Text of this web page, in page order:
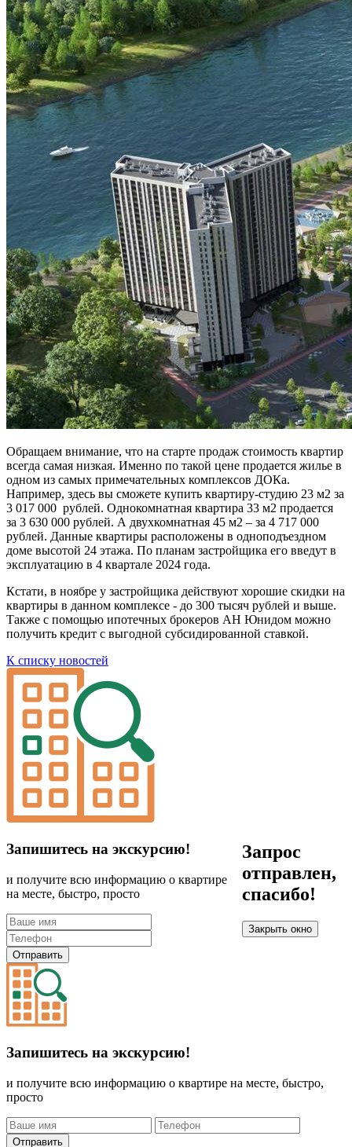
Обращаем внимание, что на старте продаж стоимость квартир
всегда самая низкая. Именно по такой цене продается жилье в
одном из самых примечательных комплексов ДОКа.
Например, здесь вы сможете купить квартиру-студию 23 м2 за
3 017 000 рублей. Однокомнатная квартира 33 м2 продается
за 3 630 000 рублей. А двухкомнатная 45 м2 – за 4 717 000
рублей. Данные квартиры расположены в одноподъездном
доме высотой 24 этажа. По планам застройщика его введут в
эксплуатацию в 4 квартале 2024 года.
Кстати, в ноябре у застройщика действуют хорошие скидки на
квартиры в данном комплексе - до 300 тысяч рублей и выше.
Также с помощью ипотечных брокеров АН Юнидом можно
получить кредит с выгодной субсидированной ставкой.
К списку новостей
Запишитесь на экскурсию!
и получите всю информацию о квартире
на месте, быстро, просто
Отправить
Запрос
отправлен,
спасибо!
Закрыть окно
Запишитесь на экскурсию!
и получите всю информацию о квартире на месте, быстро,
просто
Отправить